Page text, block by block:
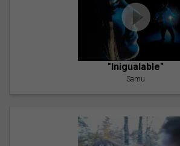
"Inigualable"
Samu